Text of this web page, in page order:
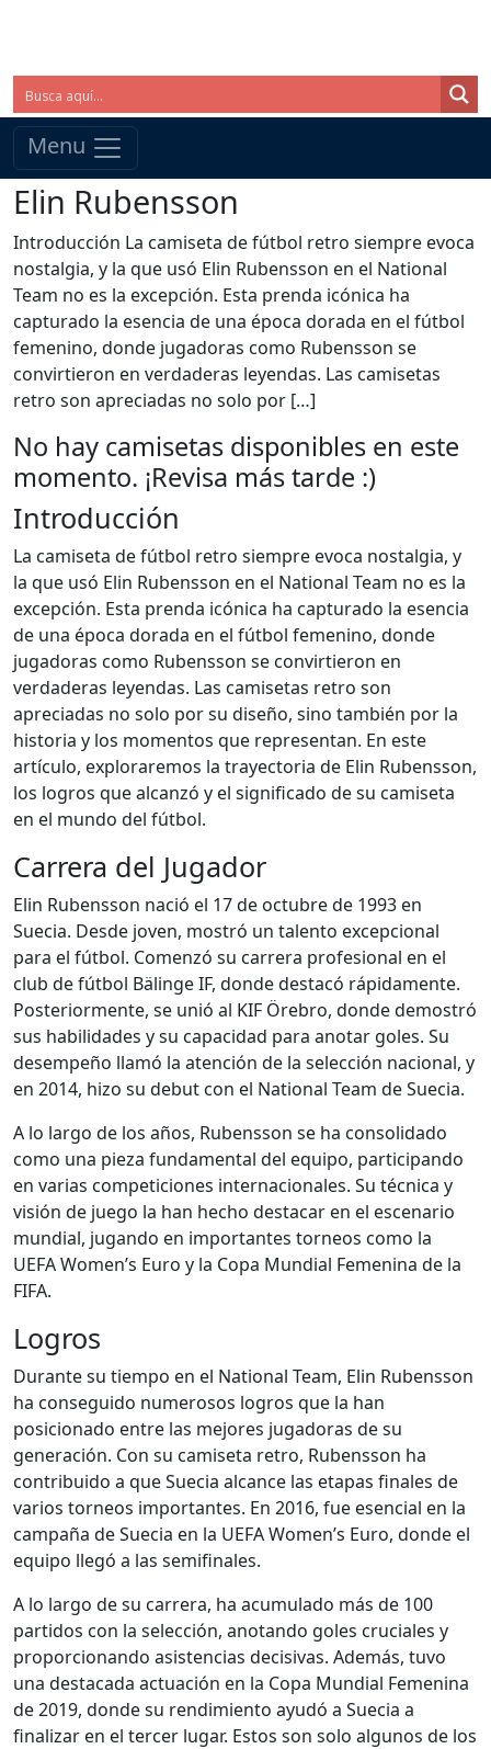
Menu
Elin Rubensson
Introducción La camiseta de fútbol retro siempre evoca
nostalgia, y la que usó Elin Rubensson en el National
Team no es la excepción. Esta prenda icónica ha
capturado la esencia de una época dorada en el fútbol
femenino, donde jugadoras como Rubensson se
convirtieron en verdaderas leyendas. Las camisetas
retro son apreciadas no solo por […]
No hay camisetas disponibles en este
momento. ¡Revisa más tarde :)
Introducción
La camiseta de fútbol retro siempre evoca nostalgia, y
la que usó Elin Rubensson en el National Team no es la
excepción. Esta prenda icónica ha capturado la esencia
de una época dorada en el fútbol femenino, donde
jugadoras como Rubensson se convirtieron en
verdaderas leyendas. Las camisetas retro son
apreciadas no solo por su diseño, sino también por la
historia y los momentos que representan. En este
artículo, exploraremos la trayectoria de Elin Rubensson,
los logros que alcanzó y el significado de su camiseta
en el mundo del fútbol.
Carrera del Jugador
Elin Rubensson nació el 17 de octubre de 1993 en
Suecia. Desde joven, mostró un talento excepcional
para el fútbol. Comenzó su carrera profesional en el
club de fútbol Bälinge IF, donde destacó rápidamente.
Posteriormente, se unió al KIF Örebro, donde demostró
sus habilidades y su capacidad para anotar goles. Su
desempeño llamó la atención de la selección nacional, y
en 2014, hizo su debut con el National Team de Suecia.
A lo largo de los años, Rubensson se ha consolidado
como una pieza fundamental del equipo, participando
en varias competiciones internacionales. Su técnica y
visión de juego la han hecho destacar en el escenario
mundial, jugando en importantes torneos como la
UEFA Women’s Euro y la Copa Mundial Femenina de la
FIFA.
Logros
Durante su tiempo en el National Team, Elin Rubensson
ha conseguido numerosos logros que la han
posicionado entre las mejores jugadoras de su
generación. Con su camiseta retro, Rubensson ha
contribuido a que Suecia alcance las etapas finales de
varios torneos importantes. En 2016, fue esencial en la
campaña de Suecia en la UEFA Women’s Euro, donde el
equipo llegó a las semifinales.
A lo largo de su carrera, ha acumulado más de 100
partidos con la selección, anotando goles cruciales y
proporcionando asistencias decisivas. Además, tuvo
una destacada actuación en la Copa Mundial Femenina
de 2019, donde su rendimiento ayudó a Suecia a
finalizar en el tercer lugar. Estos son solo algunos de los